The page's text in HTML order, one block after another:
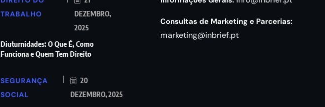
TRABALHO
DEZEMBRO,
2025
Diuturnidades: O Que É, Como
Funciona e Quem Tem Direito
SEGURANÇA
SOCIAL
20
DEZEMBRO, 2025
Consultas de Marketing e Parcerias:
marketing@inbrief.pt